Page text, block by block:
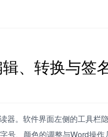
、转换与签
器。软件界面左侧的工具栏
号、颜色的调整与Word操